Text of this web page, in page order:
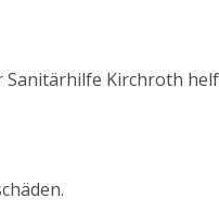
Kirchroth